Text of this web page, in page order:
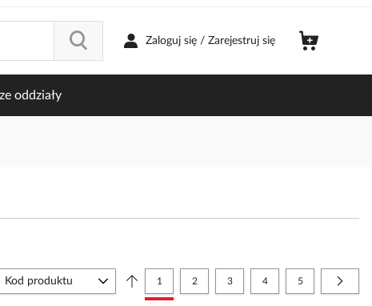
Zaloguj się / Zarejestruj się
oddziały
Strona
Aktualnie czytasz stronę
1 Strona
2 Strona
3 Strona
4 Strona
5